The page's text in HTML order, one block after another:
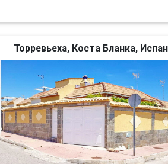
Торревьеха, Коста Бланка,